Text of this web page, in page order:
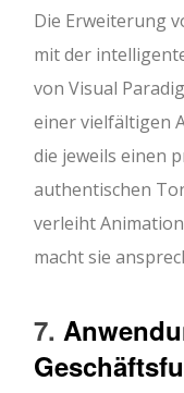
Die Erweiterung
mit der
von Visual
einer vielfältigen
die jeweils einen
authentischen
verleiht
macht sie
7.